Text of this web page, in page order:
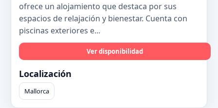
ofrece un alojamiento que destaca por sus
espacios de relajación y bienestar. Cuenta con
piscinas exteriores e...
Ver disponibilidad
Localización
Mallorca